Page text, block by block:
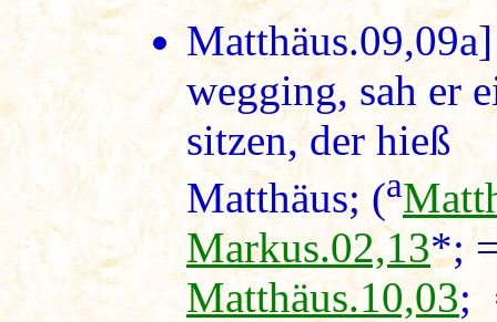
Matthäus.09,09a
wegging, sah er
sitzen, der hieß
Matthäus; (a
Markus.02,13*;
Matthäus.10,03;